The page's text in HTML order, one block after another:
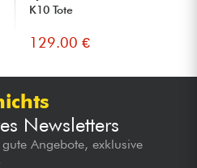
K10 Tote
129.00 €
Newsletters
Angebote, exklusive